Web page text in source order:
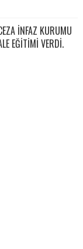
İNFAZ KURUMU
EĞİTİMİ VERDİ.